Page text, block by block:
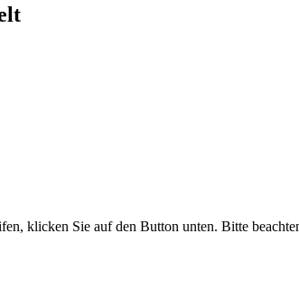
klicken Sie auf den Button unten. Bitte